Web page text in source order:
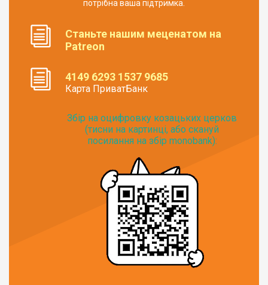
потрібна ваша підтримка.
Станьте нашим меценатом на
Patreon
4149 6293 1537 9685
Карта ПриватБанк
Збір на оцифровку козацьких церков
(тисни на картинці, або скануй
посилання на збір monobank):